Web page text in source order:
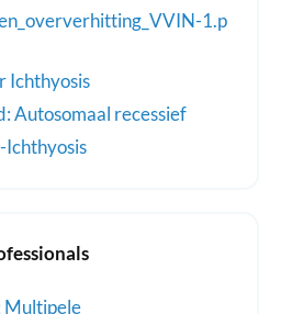
1.p
Ichthyosis
Autosomaal recessief
Ichthyosis
Multipele